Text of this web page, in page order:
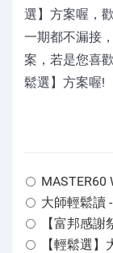
選】方案喔，
一期都不漏接
案，若是您喜
鬆選】方案喔!
MASTER60
大師輕鬆讀
【富邦感
【輕鬆選